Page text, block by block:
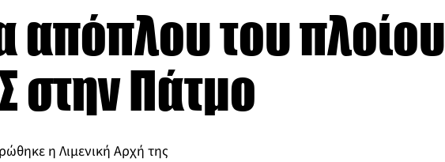
απόπλου του πλοίου
στην Πάτμο
η Λιμενική Αρχή της